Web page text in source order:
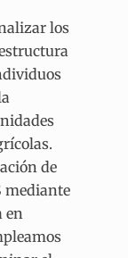
los
de
mediante
en